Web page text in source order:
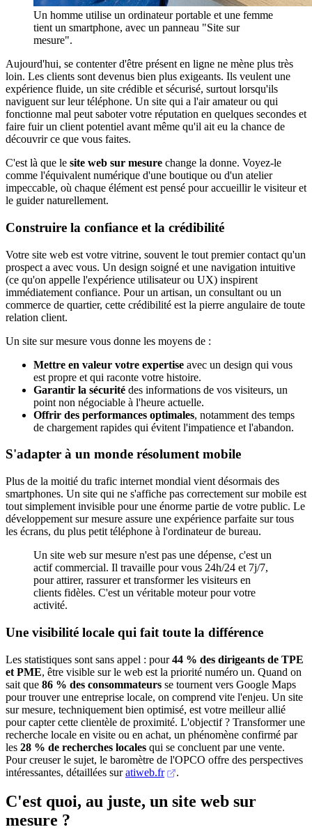
Un homme utilise un ordinateur portable et une femme
tient un smartphone, avec un panneau "Site sur
mesure".
Aujourd'hui, se contenter d'être présent en ligne ne mène plus très
loin. Les clients sont devenus bien plus exigeants. Ils veulent une
expérience fluide, un site crédible et sécurisé, surtout lorsqu'ils
naviguent sur leur téléphone. Un site qui a l'air amateur ou qui
fonctionne mal peut saboter votre réputation en quelques secondes et
faire fuir un client potentiel avant même qu'il ait eu la chance de
découvrir ce que vous faites.
C'est là que le site web sur mesure change la donne. Voyez-le
comme l'équivalent numérique d'une boutique ou d'un atelier
impeccable, où chaque élément est pensé pour accueillir le visiteur et
le guider naturellement.
Construire la confiance et la crédibilité
Votre site web est votre vitrine, souvent le tout premier contact qu'un
prospect a avec vous. Un design soigné et une navigation intuitive
(ce qu'on appelle l'expérience utilisateur ou UX) inspirent
immédiatement confiance. Pour un artisan, un consultant ou un
commerce de quartier, cette crédibilité est la pierre angulaire de toute
relation client.
Un site sur mesure vous donne les moyens de :
Mettre en valeur votre expertise avec un design qui vous
est propre et qui raconte votre histoire.
Garantir la sécurité des informations de vos visiteurs, un
point non négociable à l'heure actuelle.
Offrir des performances optimales, notamment des temps
de chargement rapides qui évitent l'impatience et l'abandon.
S'adapter à un monde résolument mobile
Plus de la moitié du trafic internet mondial vient désormais des
smartphones. Un site qui ne s'affiche pas correctement sur mobile est
tout simplement invisible pour une énorme partie de votre public. Le
développement sur mesure assure une expérience parfaite sur tous
les écrans, du plus petit téléphone à l'ordinateur de bureau.
Un site web sur mesure n'est pas une dépense, c'est un
actif commercial. Il travaille pour vous 24h/24 et 7j/7,
pour attirer, rassurer et transformer les visiteurs en
clients fidèles. C'est un véritable moteur pour votre
activité.
Une visibilité locale qui fait toute la différence
Les statistiques sont sans appel : pour44 % des dirigeants de TPE
et PME, être visible sur le web est la priorité numéro un. Quand on
sait que 86 % des consommateurs se tournent vers Google Maps
pour trouver une entreprise locale, on comprend vite l'enjeu. Un site
sur mesure, techniquement bien optimisé, est votre meilleur allié
pour capter cette clientèle de proximité. L'objectif ? Transformer une
recherche locale en visite ou en achat, un phénomène confirmé par
les 28 % de recherches locales qui se concluent par une vente.
Pour creuser le sujet, le baromètre de l'OPCO offre des perspectives
intéressantes, détaillées suratiweb.fr .
C'est quoi, au juste, un site web sur
mesure ?